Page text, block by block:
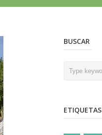
BUSCAR
ETIQUETAS